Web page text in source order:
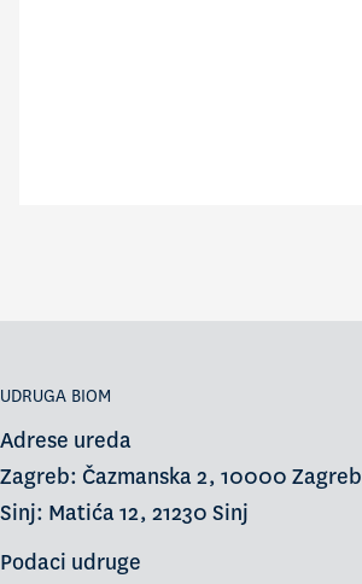
UDRUGA BIOM
Adrese ureda
Zagreb: Čazmanska 2, 10000 Zagreb
Sinj: Matića 12, 21230 Sinj
Podaci udruge